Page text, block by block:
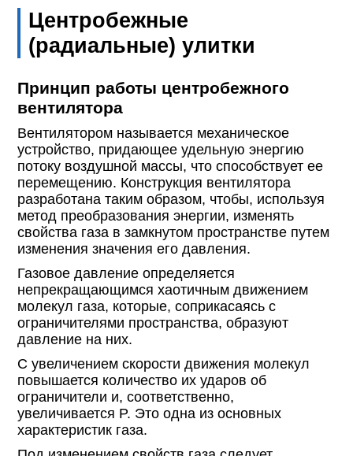
Центробежные
(радиальные) улитки
Принцип работы центробежного
вентилятора
Вентилятором называется механическое
устройство, придающее удельную энергию
потоку воздушной массы, что способствует ее
перемещению. Конструкция вентилятора
разработана таким образом, чтобы, используя
метод преобразования энергии, изменять
свойства газа в замкнутом пространстве путем
изменения значения его давления.
Газовое давление определяется
непрекращающимся хаотичным движением
молекул газа, которые, соприкасаясь с
ограничителями пространства, образуют
давление на них.
С увеличением скорости движения молекул
повышается количество их ударов об
ограничители и, соответственно,
увеличивается P. Это одна из основных
характеристик газа.